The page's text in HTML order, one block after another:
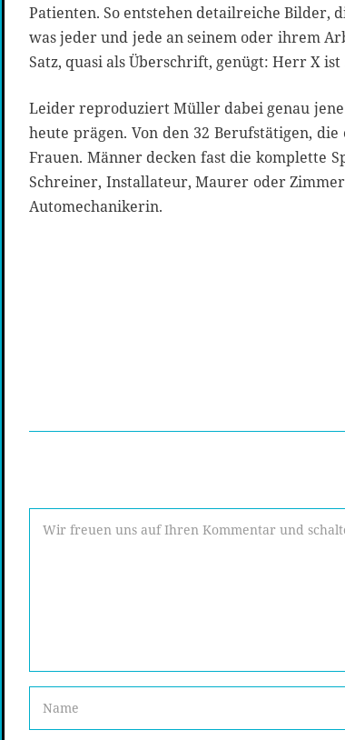
Patienten. So entstehen detailreiche Bilder,
was jeder und jede an seinem oder ihrem
Satz, quasi als Überschrift, genügt: Herr X
Leider reproduziert Müller dabei genau
heute prägen. Von den 32 Berufstätigen,
Frauen. Männer decken fast die komplette
Schreiner, Installateur, Maurer oder
Automechanikerin.